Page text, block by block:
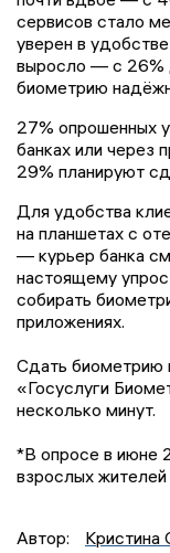
сервисов стало
уверен в
выросло — с 26%
биометрию
27% опрошенных
банках или через
29% планируют
Для удобства
на планшетах с
— курьер банка
настоящему
собирать
приложениях.
Сдать биометрию
«Госуслуги
несколько минут.
*В опросе в июне
взрослых
Автор: Кристина